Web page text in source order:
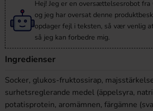
Hej! Jeg er en oversættelsesrobot fra
og jeg har oversat denne
opdager fejl i teksten, så vær venlig
så jeg kan forbedre mig.
Ingredienser
Socker, glukos-fruktossirap,
surhetsreglerande medel (äppelsyra,
potatisprotein, aromämnen, färgämne